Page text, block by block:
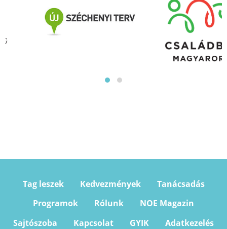
Tag leszek Kedvezmények
Tanácsadás
Programok
Rólunk
NOE Magazin
Sajtószoba
Kapcsolat GYIK Adatkezelés